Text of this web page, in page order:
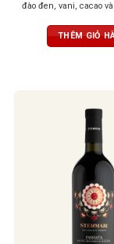
đào đen, vani, cacao
cảm nhận tinh tế của
gia vị khác. Hậu vị
THÊM GIỎ